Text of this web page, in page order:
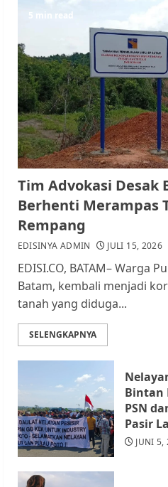
5 JULI
1
Pemko
RT dan
2
Kader
dan
3
Warga
Lahan
4
Warga
Kota
Warga
5 min read
Tim Advokasi Desak
Berhenti Merampas
Rempang
EDISINYA ADMIN JULI 15, 2026
EDISI.CO, BATAM– Warga
Batam, kembali menjadi
tanah yang diduga...
SELENGKAPNYA
Bintan
PSN
Pasir
JUNI 5,